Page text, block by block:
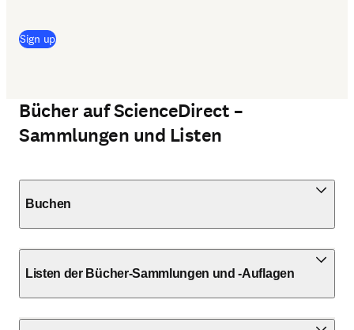
Sign up
Bücher auf ScienceDirect –
Sammlungen und Listen
Buchen
Listen der Bücher-Sammlungen und -Auflagen